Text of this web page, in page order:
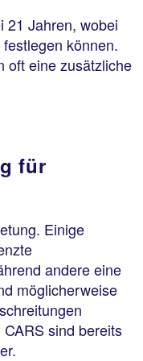
21 Jahren, wobei
können.
oft eine zusätzliche
für
Einige
andere eine
möglicherweise
sind bereits